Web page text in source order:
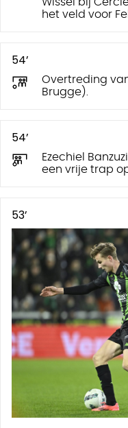
het veld voor
54’
Overtreding
Brugge).
54’
Ezechiel
een vrije trap
53’